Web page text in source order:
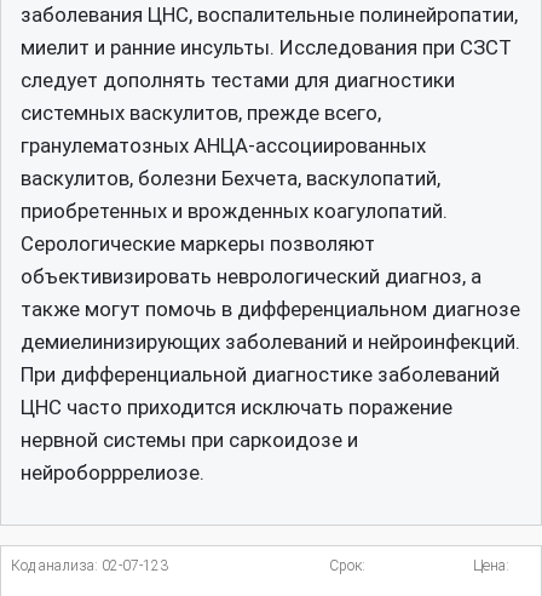
заболевания ЦНС, воспалительные полинейропатии,
миелит и ранние инсульты. Исследования при СЗСТ
следует дополнять тестами для диагностики
системных васкулитов, прежде всего,
гранулематозных АНЦА-ассоциированных
васкулитов, болезни Бехчета, васкулопатий,
приобретенных и врожденных коагулопатий.
Серологические маркеры позволяют
объективизировать неврологический диагноз, а
также могут помочь в дифференциальном диагнозе
демиелинизирующих заболеваний и нейроинфекций.
При дифференциальной диагностике заболеваний
ЦНС часто приходится исключать поражение
нервной системы при саркоидозе и
нейроборррелиозе.
Код анализа: 02-07-123 Срок: Цена: